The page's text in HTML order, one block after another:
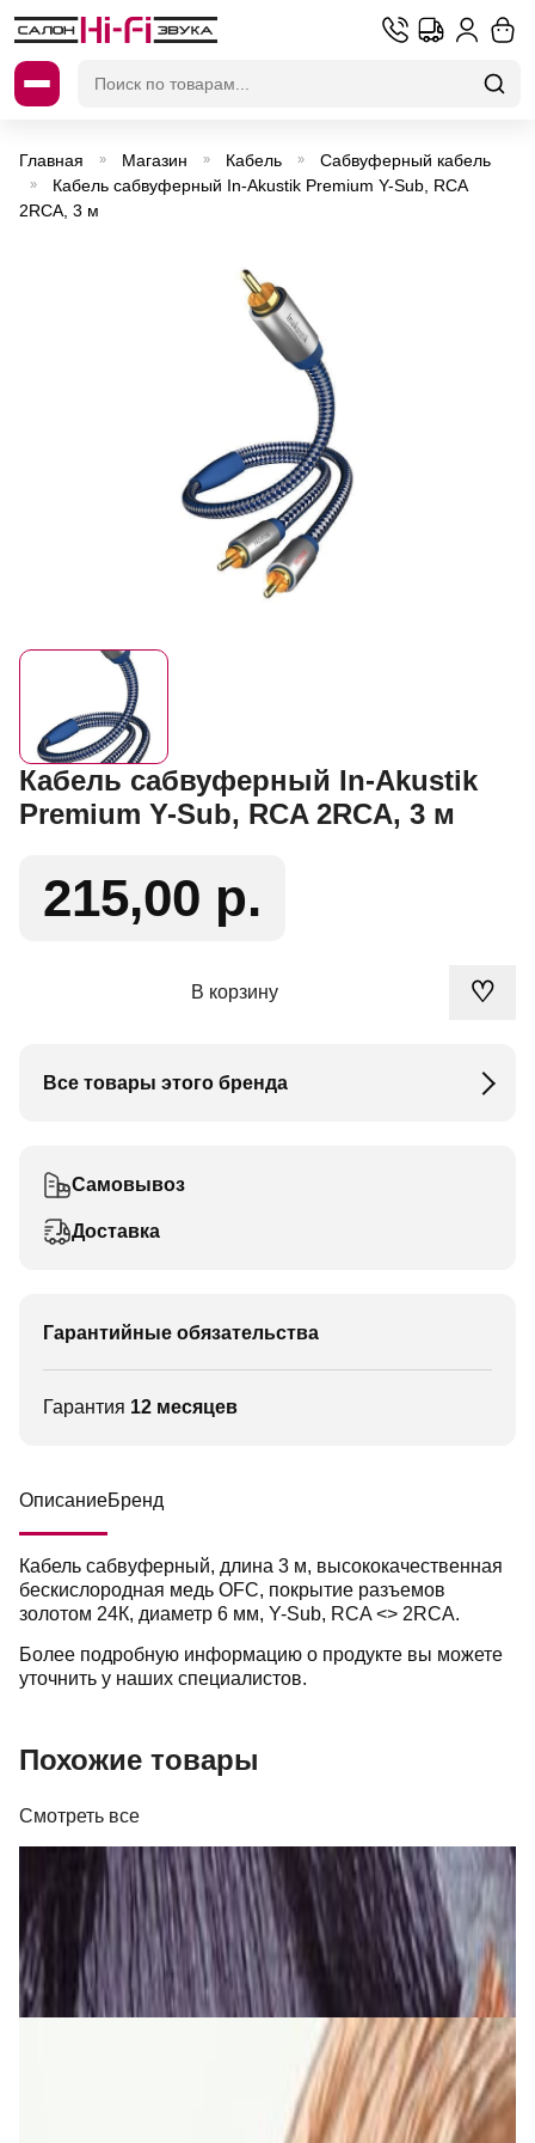
Главная » Магазин » Кабель » Сабвуферный кабель
»
Кабель сабвуферный In-Akustik Premium Y-Sub, RCA
2RCA, 3 м
Кабель сабвуферный In-Akustik
Premium Y-Sub, RCA 2RCA, 3 м
215,00 р.
В корзину ♡
Все товары этого бренда
Самовывоз
Доставка
Гарантийные обязательства
Гарантия 12 месяцев
ОписаниеБренд
Кабель сабвуферный, длина 3 м, высококачественная
бескислородная медь OFC, покрытие разъемов
золотом 24К, диаметр 6 мм, Y-Sub, RCA <> 2RCA.
Более подробную информацию о продукте вы можете
уточнить у наших специалистов.
Похожие товары
Смотреть все
Кабель Real Cable FL 250 T
26,00 р.
✓ В корзину Добавляем Добавлено
Кабель TAGA Harmony TAVC-14C 2х2 мм кв.